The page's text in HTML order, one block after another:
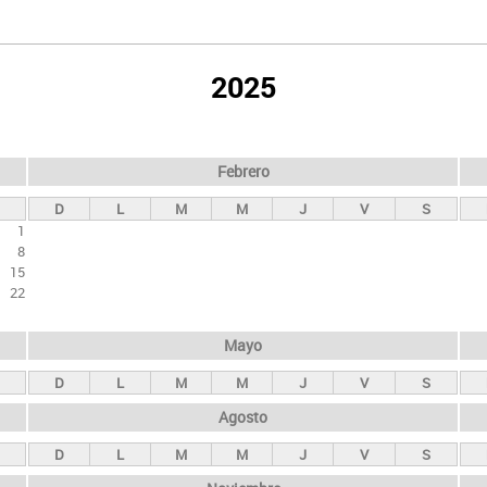
2025
1
8
15
22
Febrero
D L M M J V S
Mayo
D L M M J V S
Agosto
D L M M J V S